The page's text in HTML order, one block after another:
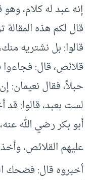
إنه عبد له كلام،
قال لكم هذه
قالوا: بل نشتريه
قلائص، قال:
حبلاً، فقال نعيمان:
لست بعبد، قالوا: قد
أبو بكر رضي الله
عليهم القلائص،
أخبروه قال: فضحك